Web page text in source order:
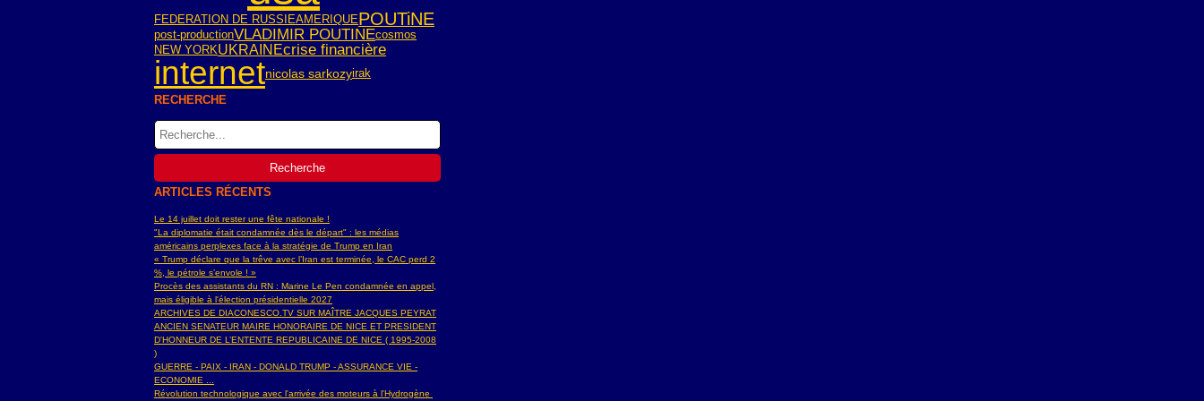
FEDERATION DE RUSSIEAMERIQUEPOUTiNE
post-productionVLADIMIR POUTINEcosmos
NEW YORKUKRAINEcrise financière
internetnicolas sarkozyirak
RECHERCHE
ARTICLES RÉCENTS
Le 14 juillet doit rester une fête nationale !
"La diplomatie était condamnée dès le départ" : les médias
américains perplexes face à la stratégie de Trump en Iran
« Trump déclare que la trêve avec l’Iran est terminée, le CAC perd 2
%, le pétrole s’envole ! »
Procès des assistants du RN : Marine Le Pen condamnée en appel,
mais éligible à l'élection présidentielle 2027
ARCHIVES DE DIACONESCO.TV SUR MAÎTRE JACQUES PEYRAT
ANCIEN SENATEUR MAIRE HONORAIRE DE NICE ET PRESIDENT
D'HONNEUR DE L’ENTENTE REPUBLICAINE DE NICE ( 1995-2008
)
GUERRE - PAIX - IRAN - DONALD TRUMP - ASSURANCE VIE -
ECONOMIE ...
Révolution technologique avec l'arrivée des moteurs à l'Hydrogène